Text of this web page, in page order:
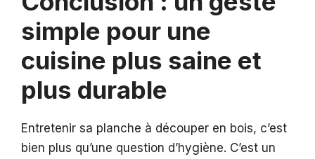
simple pour une
cuisine plus saine et
plus durable
Entretenir sa planche à découper en bois, c’est
bien plus qu’une question d’hygiène. C’est un